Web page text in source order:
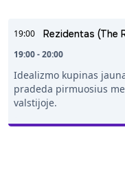
19:00 Rezidentas (The
19:00 - 20:00
Idealizmo kupinas
pradeda pirmuosius
valstijoje.